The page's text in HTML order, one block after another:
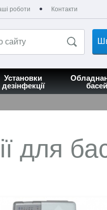
роботи Контакти
Установки
дезінфекції
для